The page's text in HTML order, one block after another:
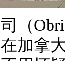
（
加拿